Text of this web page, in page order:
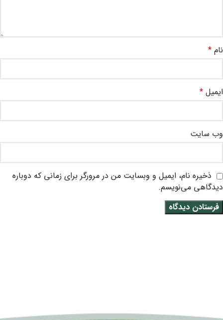
نام *
ایمیل *
وب‌ سایت
ذخیره نام، ایمیل و وبسایت من در مرورگر برای زمانی که دوباره
دیدگاهی می‌نویسم.